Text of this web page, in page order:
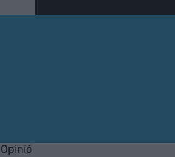
Opinió